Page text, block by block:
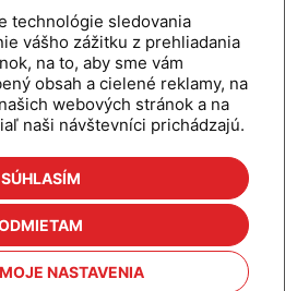
technológie sledovania
vášho zážitku z prehliadania
na to, aby sme vám
obsah a cielené reklamy, na
webových stránok a na
naši návštevníci prichádzajú.
SÚHLASÍM
NASTAVENIA
Produkty
Odber šikovné tipy
Cenníky
Referencie
Kontakt